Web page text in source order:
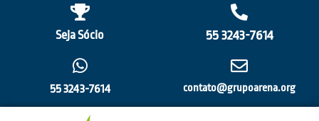
Seja Sócio 55 3243-7614
55 3243-7614 contato@grupoarena.org